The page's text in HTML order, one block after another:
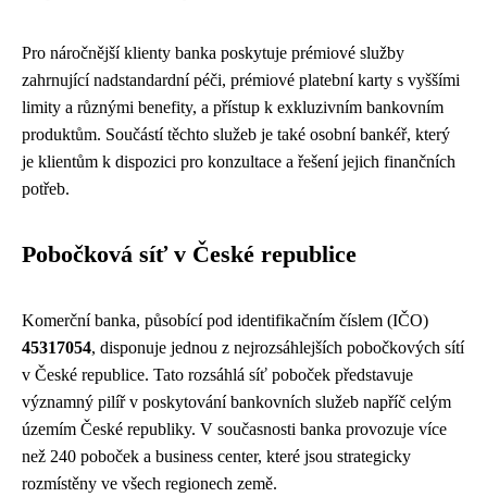
Pro náročnější klienty banka poskytuje prémiové služby
zahrnující nadstandardní péči, prémiové platební karty s vyššími
limity a různými benefity, a přístup k exkluzivním bankovním
produktům. Součástí těchto služeb je také osobní bankéř, který
je klientům k dispozici pro konzultace a řešení jejich finančních
potřeb.
Pobočková síť v České republice
Komerční banka, působící pod identifikačním číslem (IČO)
45317054, disponuje jednou z nejrozsáhlejších pobočkových sítí
v České republice. Tato rozsáhlá síť poboček představuje
významný pilíř v poskytování bankovních služeb napříč celým
územím České republiky. V současnosti banka provozuje více
než 240 poboček a business center, které jsou strategicky
rozmístěny ve všech regionech země.